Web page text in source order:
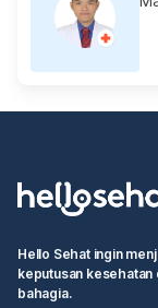
Hello Sehat ingin
keputusan kesehatan
bahagia.